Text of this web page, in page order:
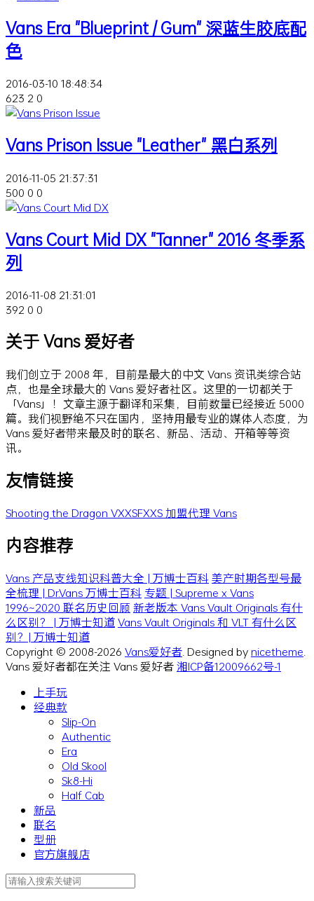
Vans Era "Blueprint / Gum" 深蓝生胶底配
色
2016-03-10 18:48:34
623 2 0
Vans Prison Issue "Leather" 黑白系列
2016-11-05 21:37:31
500 0 0
Vans Court Mid DX "Tanner" 2016 冬季系
列
2016-11-08 21:31:01
392 0 0
关于 Vans 爱好者
我们创立于 2008 年，目前是最大的中文 Vans 资讯类综合站
点，也是全球最大的 Vans 爱好者社区。这里的一切都关于
「Vans」！文章主源于翻译和采集，目前数量已经接近 5000
篇。我们视野绝不只在国内，坚持用最专业的媒体人态度，为
Vans 爱好者带来最及时的联名、新品、活动、开箱等等资
讯。
友情链接
Shooting the Dragon VXXSFXXS加盟代理 Vans
内容推荐
Vans 产品支线知识科普大全 | 万博士百科美产时期各型号最
全梳理 | Dr.Vans 万博士百科 专题 | Supreme x Vans
1996~2020 联名历史回顾 新老版本 Vans Vault Originals 有什
么区别？ | 万博士知道Vans Vault Originals 和 VLT 有什么区
别？| 万博士知道
Copyright © 2008-2026 Vans爱好者 . Designed bynicetheme
Vans 爱好者都在关注 Vans 爱好者湘ICP备12009662号-1
上手玩
经典款
Slip-On
Authentic
Era
Old Skool
Sk8-Hi
Half Cab
新品
联名
型册
官方旗舰店